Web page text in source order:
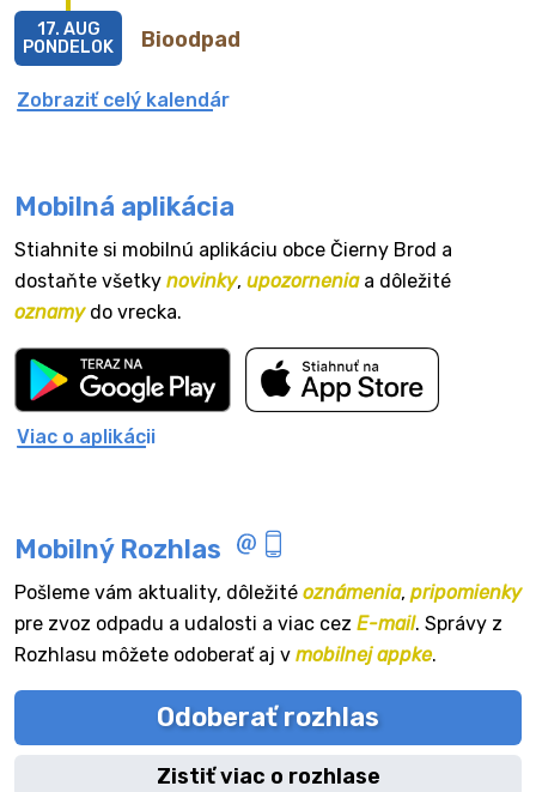
Bioodpad
17. AUG
PONDELOK
Zobraziť celý kalendár
Mobilná aplikácia
Stiahnite si mobilnú aplikáciu obce Čierny Brod a
dostaňte všetky novinky, upozorneniaa dôležité
oznamydo vrecka.
Viac o aplikácii
Mobilný Rozhlas
Pošleme vám aktuality, dôležité oznámenia, pripomienky
pre zvoz odpadu a udalosti a viac cez E-mail. Správy z
Rozhlasu môžete odoberať aj v mobilnej appke.
Odoberať rozhlas
Zistiť viac o rozhlase